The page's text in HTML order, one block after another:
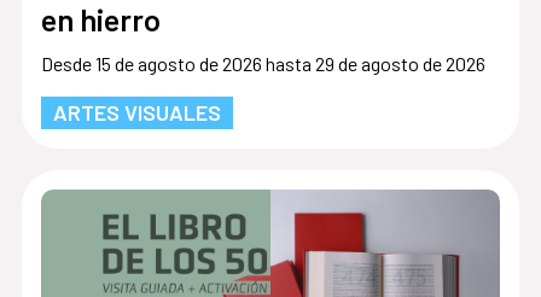
en hierro
Desde 15 de agosto de 2026 hasta 29 de agosto de 2026
ARTES VISUALES